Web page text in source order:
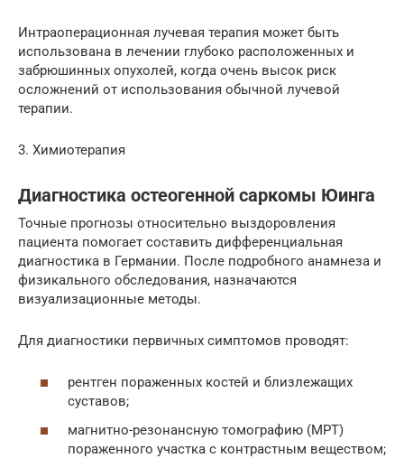
Интраоперационная лучевая терапия может быть
использована в лечении глубоко расположенных и
забрюшинных опухолей, когда очень высок риск
осложнений от использования обычной лучевой
терапии.
3. Химиотерапия
Диагностика остеогенной саркомы Юинга
Точные прогнозы относительно выздоровления
пациента помогает составить дифференциальная
диагностика в Германии. После подробного анамнеза и
физикального обследования, назначаются
визуализационные методы.
Для диагностики первичных симптомов проводят:
рентген пораженных костей и близлежащих
суставов;
магнитно-резонансную томографию (МРТ)
пораженного участка с контрастным веществом;